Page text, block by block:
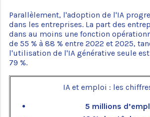
Parallèlement, l'adoption de l'IA
dans les entreprises. La part des
dans au moins une fonction
de 55 % à 88 % entre 2022 et 2025,
l'utilisation de l'IA générative seule est
79 %.
IA et emploi : les
5 millions